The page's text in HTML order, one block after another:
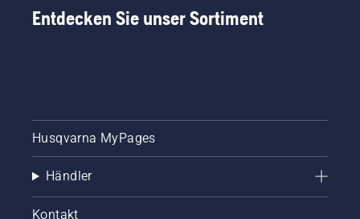
Entdecken Sie unser Sortiment
Husqvarna MyPages
Händler
Kontakt